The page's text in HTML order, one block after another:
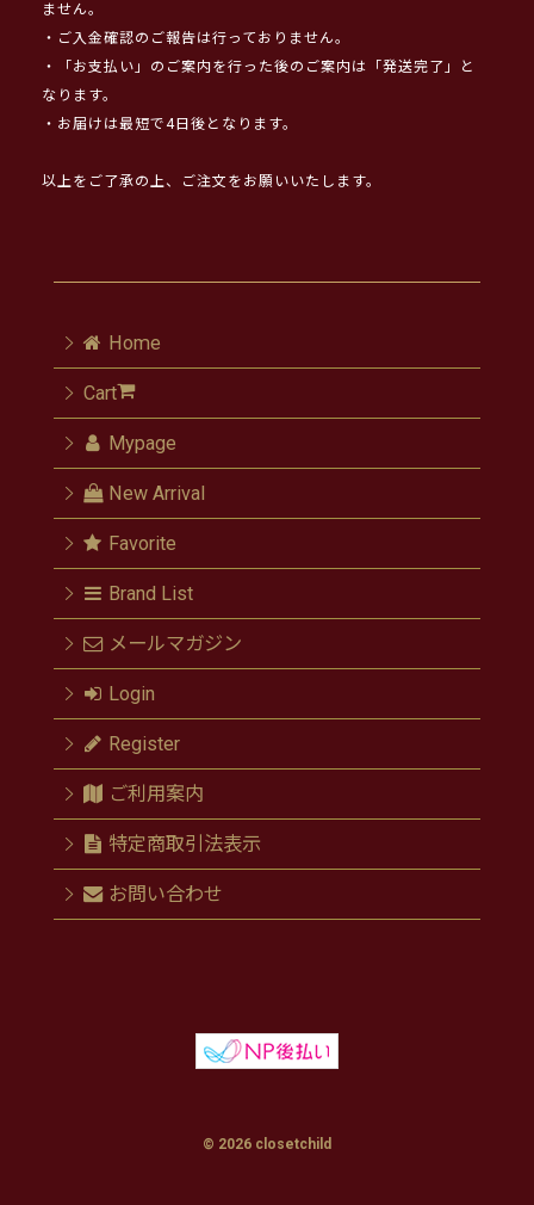
ません。
・ご入金確認のご報告は行っておりません。
・「お支払い」のご案内を行った後のご案内は「発送完了」と
なります。
・お届けは最短で4日後となります。
以上をご了承の上、ご注文をお願いいたします。
Home
Cart
Mypage
New Arrival
Favorite
Brand List
メールマガジン
Login
Register
ご利用案内
特定商取引法表示
お問い合わせ
© 2026 closetchild